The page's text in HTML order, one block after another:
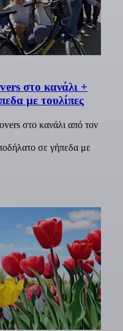
στο κανάλι +
με τουλίπες
στο κανάλι από τον
σε γήπεδα με